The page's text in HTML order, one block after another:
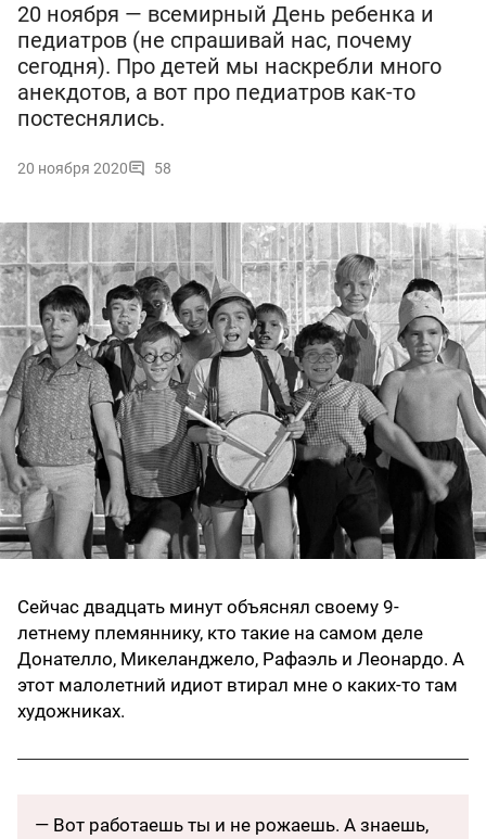
20 ноября — всемирный День ребенка и
педиатров (не спрашивай нас, почему
сегодня). Про детей мы наскребли много
анекдотов, а вот про педиатров как-то
постеснялись.
20 ноября 2020 58
Сейчас двадцать минут объяснял своему 9-
летнему племяннику, кто такие на самом деле
Донателло, Микеланджело, Рафаэль и Леонардо. А
этот малолетний идиот втирал мне о каких-то там
художниках.
— Вот работаешь ты и не рожаешь. А знаешь,